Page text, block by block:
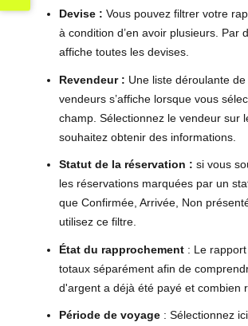
Devise : Vous pouvez filtrer votre
à condition d’en avoir plusieurs. Par
affiche toutes les devises.
Revendeur : Une liste déroulante
vendeurs s’affiche lorsque vous
champ. Sélectionnez le vendeur sur
souhaitez obtenir des informations.
Statut de la réservation : si vous
les réservations marquées par un
que Confirmée, Arrivée, Non
utilisez ce filtre.
État du rapprochement : Le
totaux séparément afin de
d'argent a déjà été payé et combien
Période de voyage : Sélectionnez